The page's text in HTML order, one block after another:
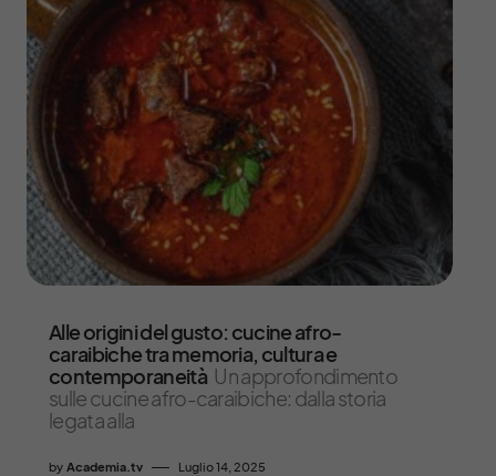
Alle origini del gusto: cucine afro-
caraibiche tra memoria, cultura e
contemporaneità Un approfondimento
sulle cucine afro-caraibiche: dalla storia
legata alla
by Academia.tv Luglio 14, 2025